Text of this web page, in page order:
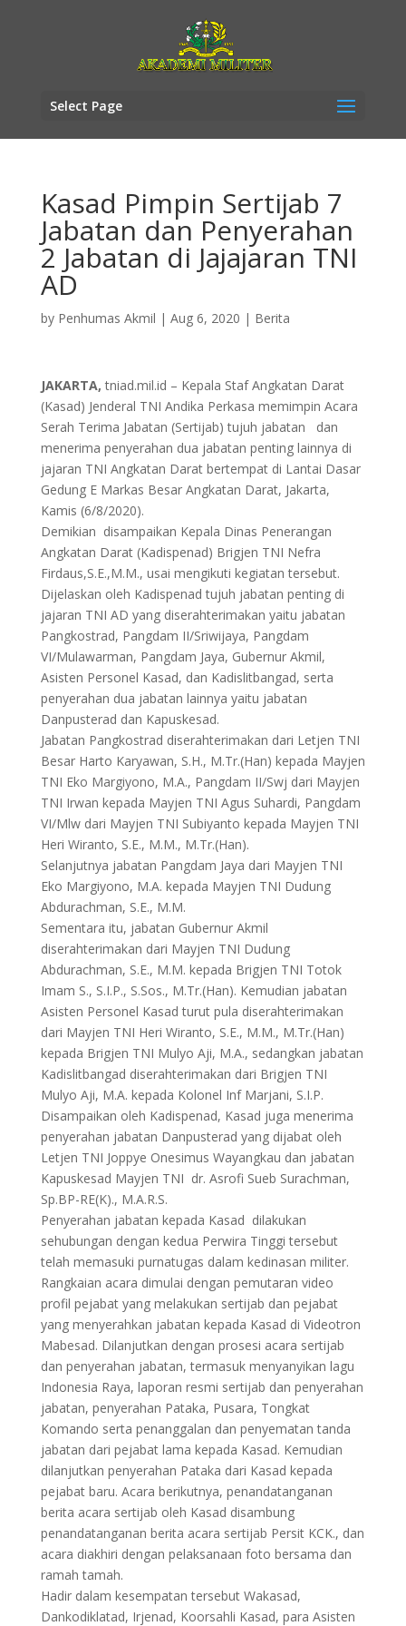
Select Page
Kasad Pimpin Sertijab 7
Jabatan dan Penyerahan
2 Jabatan di Jajajaran TNI
AD
by Penhumas Akmil | Aug 6, 2020 | Berita
JAKARTA,tniad.mil.id – Kepala Staf Angkatan Darat
(Kasad) Jenderal TNI Andika Perkasa memimpin Acara
Serah Terima Jabatan (Sertijab) tujuh jabatan dan
menerima penyerahan dua jabatan penting lainnya di
jajaran TNI Angkatan Darat bertempat di Lantai Dasar
Gedung E Markas Besar Angkatan Darat, Jakarta,
Kamis (6/8/2020).
Demikian disampaikan Kepala Dinas Penerangan
Angkatan Darat (Kadispenad) Brigjen TNI Nefra
Firdaus,S.E.,M.M., usai mengikuti kegiatan tersebut.
Dijelaskan oleh Kadispenad tujuh jabatan penting di
jajaran TNI AD yang diserahterimakan yaitu jabatan
Pangkostrad, Pangdam II/Sriwijaya, Pangdam
VI/Mulawarman, Pangdam Jaya, Gubernur Akmil,
Asisten Personel Kasad, dan Kadislitbangad, serta
penyerahan dua jabatan lainnya yaitu jabatan
Danpusterad dan Kapuskesad.
Jabatan Pangkostrad diserahterimakan dari Letjen TNI
Besar Harto Karyawan, S.H., M.Tr.(Han) kepada Mayjen
TNI Eko Margiyono, M.A., Pangdam II/Swj dari Mayjen
TNI Irwan kepada Mayjen TNI Agus Suhardi, Pangdam
VI/Mlw dari Mayjen TNI Subiyanto kepada Mayjen TNI
Heri Wiranto, S.E., M.M., M.Tr.(Han).
Selanjutnya jabatan Pangdam Jaya dari Mayjen TNI
Eko Margiyono, M.A. kepada Mayjen TNI Dudung
Abdurachman, S.E., M.M.
Sementara itu, jabatan Gubernur Akmil
diserahterimakan dari Mayjen TNI Dudung
Abdurachman, S.E., M.M. kepada Brigjen TNI Totok
Imam S., S.I.P., S.Sos., M.Tr.(Han). Kemudian jabatan
Asisten Personel Kasad turut pula diserahterimakan
dari Mayjen TNI Heri Wiranto, S.E., M.M., M.Tr.(Han)
kepada Brigjen TNI Mulyo Aji, M.A., sedangkan jabatan
Kadislitbangad diserahterimakan dari Brigjen TNI
Mulyo Aji, M.A. kepada Kolonel Inf Marjani, S.I.P.
Disampaikan oleh Kadispenad, Kasad juga menerima
penyerahan jabatan Danpusterad yang dijabat oleh
Letjen TNI Joppye Onesimus Wayangkau dan jabatan
Kapuskesad Mayjen TNI dr. Asrofi Sueb Surachman,
Sp.BP-RE(K)., M.A.R.S.
Penyerahan jabatan kepada Kasad dilakukan
sehubungan dengan kedua Perwira Tinggi tersebut
telah memasuki purnatugas dalam kedinasan militer.
Rangkaian acara dimulai dengan pemutaran video
profil pejabat yang melakukan sertijab dan pejabat
yang menyerahkan jabatan kepada Kasad di Videotron
Mabesad. Dilanjutkan dengan prosesi acara sertijab
dan penyerahan jabatan, termasuk menyanyikan lagu
Indonesia Raya, laporan resmi sertijab dan penyerahan
jabatan, penyerahan Pataka, Pusara, Tongkat
Komando serta penanggalan dan penyematan tanda
jabatan dari pejabat lama kepada Kasad. Kemudian
dilanjutkan penyerahan Pataka dari Kasad kepada
pejabat baru. Acara berikutnya, penandatanganan
berita acara sertijab oleh Kasad disambung
penandatanganan berita acara sertijab Persit KCK., dan
acara diakhiri dengan pelaksanaan foto bersama dan
ramah tamah.
Hadir dalam kesempatan tersebut Wakasad,
Dankodiklatad, Irjenad, Koorsahli Kasad, para Asisten